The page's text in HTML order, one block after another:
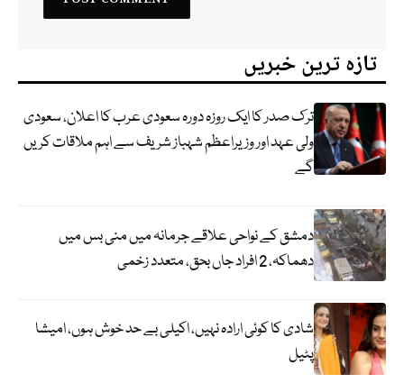
تازہ ترین خبریں
ترک صدر کا ایک روزہ دورہ سعودی عرب کا اعلان، سعودی
ولی عہد اور وزیراعظم شہباز شریف سے اہم ملاقات کریں
گے
دمشق کے نواحی علاقے جرمانہ میں منی بس میں
دھماکہ، 2 افراد جاں بحق، متعدد زخمی
شادی کا کوئی ارادہ نہیں، اکیلی بے حد خوش ہوں، امیشا
پٹیل